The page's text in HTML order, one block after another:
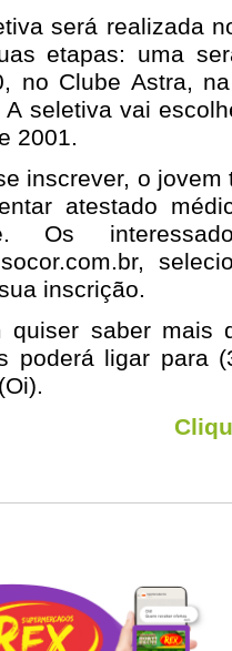
será realizada
etapas: uma
no Clube Astra,
A seletiva vai
2001.
inscrever, o
atestado
Os
inscrição.
quiser saber mais
poderá ligar para